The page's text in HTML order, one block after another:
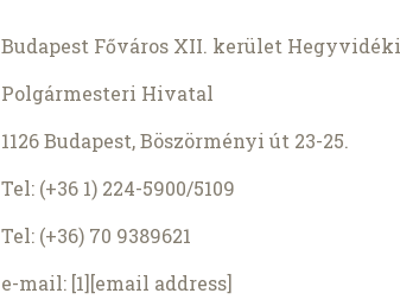
Budapest Főváros XII. kerület Hegyvidéki
Polgármesteri Hivatal
1126 Budapest, Böszörményi út 23-25.
Tel: (+36 1) 224-5900/5109
Tel: (+36) 70 9389621
e-mail: [1][email address]